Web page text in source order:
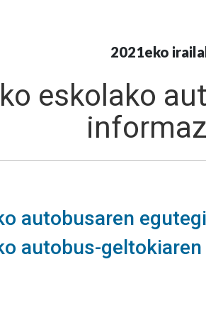
2021eko
eskolako
autobusaren
autobus-